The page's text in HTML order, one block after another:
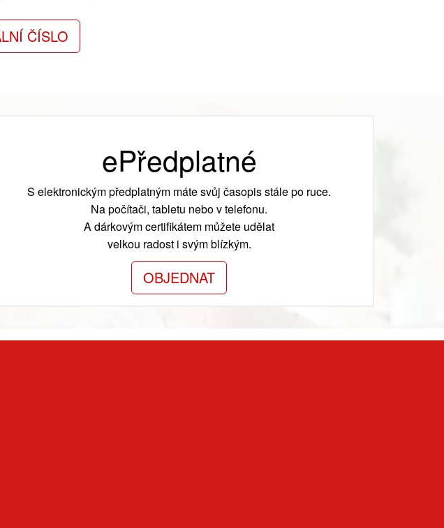
ČÍSLO
ePředplatné
S elektronickým předplatným máte svůj časopis stále po ruce.
Na počítači, tabletu nebo v telefonu.
A dárkovým certifikátem můžete udělat
velkou radost i svým blízkým.
OBJEDNAT